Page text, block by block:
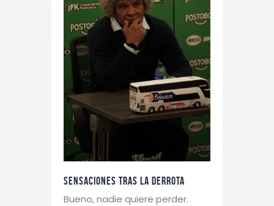
Sensaciones tras la derrota
Bueno, nadie quiere perder.